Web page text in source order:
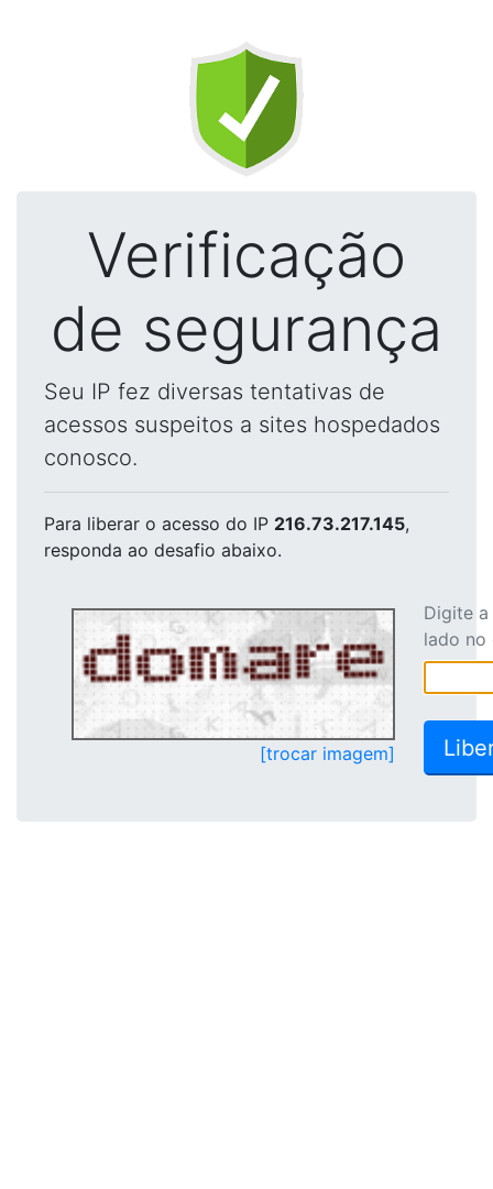
Verificação
de segurança
Seu IP fez diversas tentativas de
acessos suspeitos a sites hospedados
conosco.
Para liberar o acesso do IP 216.73.217.145,
responda ao desafio abaixo.
[trocar imagem]
Digite
lado no